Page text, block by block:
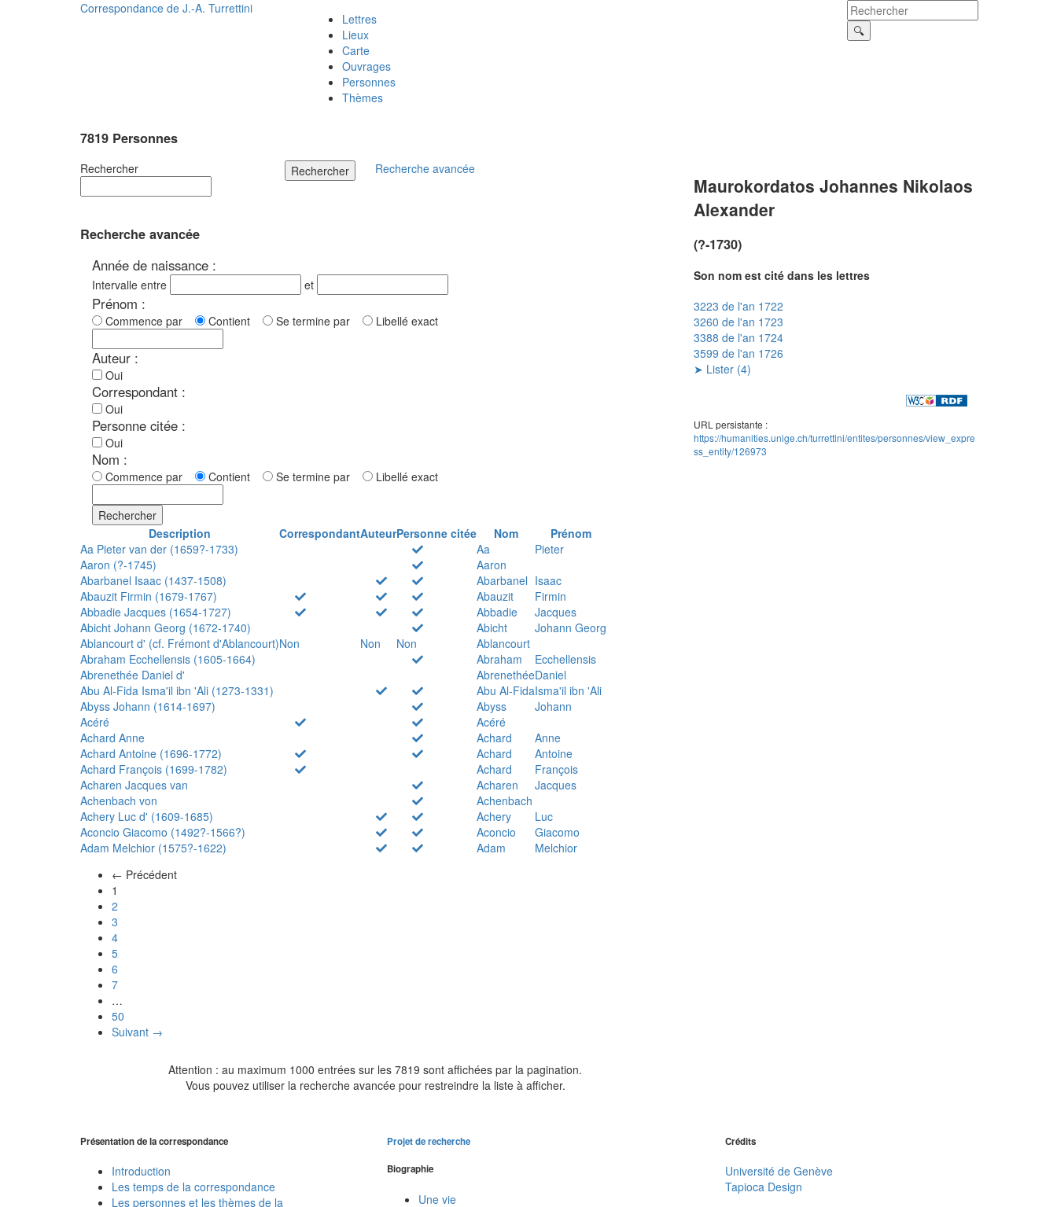
Correspondance de J.-A. Turrettini
Lettres
Lieux
Carte
Ouvrages
Personnes
Thèmes
7819 Personnes
Rechercher Rechercher Recherche avancée
Recherche avancée
Année de naissance :
Intervalle entre et
Prénom :
Commence par Contient Se termine par Libellé exact
Auteur :
Oui
Correspondant :
Oui
Personne citée :
Oui
Nom :
Commence par Contient Se termine par Libellé exact
Rechercher
Description
CorrespondantAuteurPersonne citée Nom
Prénom
Aa Pieter van der (1659?-1733)
Aa
Pieter
Aaron (?-1745)
Aaron
Abarbanel Isaac (1437-1508)
Abarbanel Isaac
Abauzit Firmin (1679-1767)
Abauzit
Firmin
Abbadie Jacques (1654-1727)
Abbadie
Jacques
Abicht Johann Georg (1672-1740)
Abicht
Johann Georg
Ablancourt d' (cf. Frémont d'Ablancourt)Non Non Non
Ablancourt
Abraham Ecchellensis (1605-1664)
Abraham
Ecchellensis
Abrenethée Daniel d'
AbrenethéeDaniel
Abu Al-Fida Isma'il ibn 'Ali (1273-1331)
Abu Al-FidaIsma'il ibn 'Ali
Abyss Johann (1614-1697)
Abyss
Johann
Acéré
Acéré
Achard Anne
Achard
Anne
Achard Antoine (1696-1772)
Achard
Antoine
Achard François (1699-1782)
Achard
François
Acharen Jacques van
Acharen
Jacques
Achenbach von
Achenbach
Achery Luc d' (1609-1685)
Achery
Luc
Aconcio Giacomo (1492?-1566?)
Aconcio
Giacomo
Adam Melchior (1575?-1622)
Adam
Melchior
← Précédent
1
2
3
4
5
6
7
…
50
Suivant →
Attention : au maximum 1000 entrées sur les 7819 sont affichées par la pagination.
Vous pouvez utiliser la recherche avancée pour restreindre la liste à afficher.
Maurokordatos Johannes Nikolaos
Alexander
(?-1730)
Son nom est cité dans les lettres
3223 de l'an 1722
3260 de l'an 1723
3388 de l'an 1724
3599 de l'an 1726
➤ Lister (4)
URL persistante :
https://humanities.unige.ch/turrettini/entites/personnes/view_expre
ss_entity/126973
Présentation de la correspondance
Introduction
Les temps de la correspondance
Les personnes et les thèmes de la
Projet de recherche
Biographie
Une vie
Crédits
Université de Genève
Tapioca Design